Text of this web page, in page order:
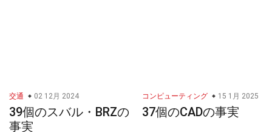
交通 02 12月 2024
39個のスバル・BRZの
事実
コンピューティング 15 1月 2025
37個のCADの事実